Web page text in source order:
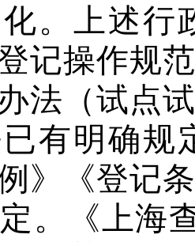
。上述行
登记操作规
法（试点
有明确规
例》《登记
。《上海